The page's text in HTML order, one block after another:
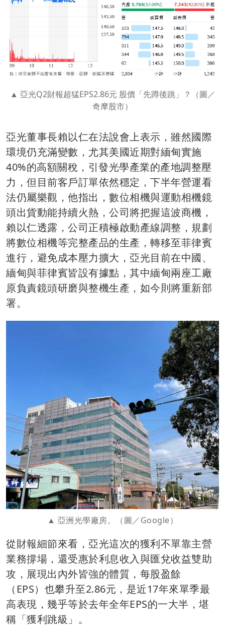
亞光Q2財報超猛EPS2.86元 股價「先蹲後跳」？（圖／
奇摩股市）
亞光董事長賴以仁在法說會上表示，雖然國際
環境仍充滿變數，尤其美國近期對緬甸實施
40%的高額關稅，引發光學產業的產地調整壓
力，但目前客戶訂單依然穩定，下半年營運看
法仍屬樂觀，他指出，數位相機與運動相機鏡
頭出貨動能持續火熱，公司將把握這波商機，
賴以仁透露，公司正積極啟動產線調整，規劃
將數位相機等完整產品的生產，轉移至菲律賓
進行，避免成本壓力擴大，亞光目前在中國、
緬甸與菲律賓皆設有據點，其中緬甸兩座工廠
原負責鏡頭研磨與整機生產，如今則將重新部
署。
亞洲光學廠房。（圖／Google）
從財報細節來看，亞光這次的獲利不單靠主營
業務撐場，還受惠於利息收入與匯兌收益雙助
攻，展現出內外皆強的體質，每股盈餘
（EPS）也攀升至2.86元，是近17年來單季最
高表現，幾乎等於去年全年EPS的一大半，堪
稱「獲利跳級」。